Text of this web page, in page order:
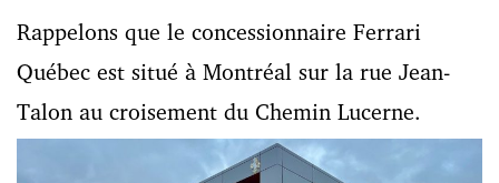
Rappelons que le concessionnaire Ferrari
Québec est situé à Montréal sur la rue Jean-
Talon au croisement du Chemin Lucerne.